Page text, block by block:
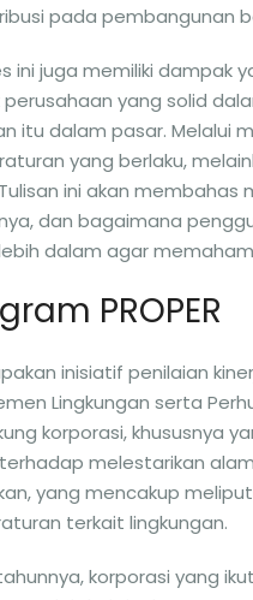
pada pembangunan
ini juga memiliki dampak
perusahaan yang solid
itu dalam pasar. Melalui
yang berlaku,
ini akan
dan bagaimana
dalam agar
PROPER
inisiatif penilaian
Lingkungan serta
korporasi, khususnya
melestarikan
yang mencakup
terkait lingkungan.
korporasi yang